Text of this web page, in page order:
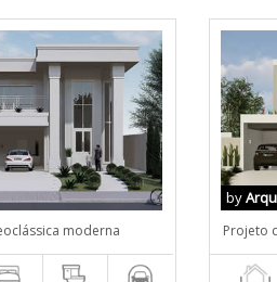
moderna
by
Projeto